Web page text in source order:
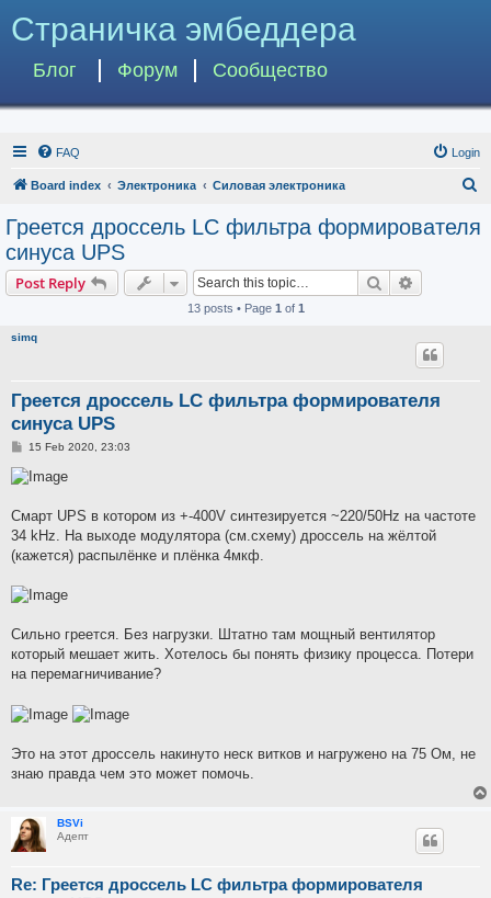
Страничка эмбеддера
Блог Форум Сообщество
FAQ Login
Board index Электроника Силовая электроника
a
Греется дроссель LC фильтра формирователя
синуса UPS
Post Reply Search
13 posts • Page 1 of 1
simq
Греется дроссель LC фильтра формирователя
синуса UPS
P
s
t
15 Feb 2020, 23:03
Смарт UPS в котором из +-400V синтезируется ~220/50Hz на частоте
34 kHz. На выходе модулятора (см.схему) дроссель на жёлтой
(кажется) распылёнке и плёнка 4мкф.
Сильно греется. Без нагрузки. Штатно там мощный вентилятор
который мешает жить. Хотелось бы понять физику процесса. Потери
на перемагничивание?
Это на этот дроссель накинуто неск витков и нагружено на 75 Ом, не
знаю правда чем это может помочь.
BSVi
Адепт
Re: Греется дроссель LC фильтра формирователя